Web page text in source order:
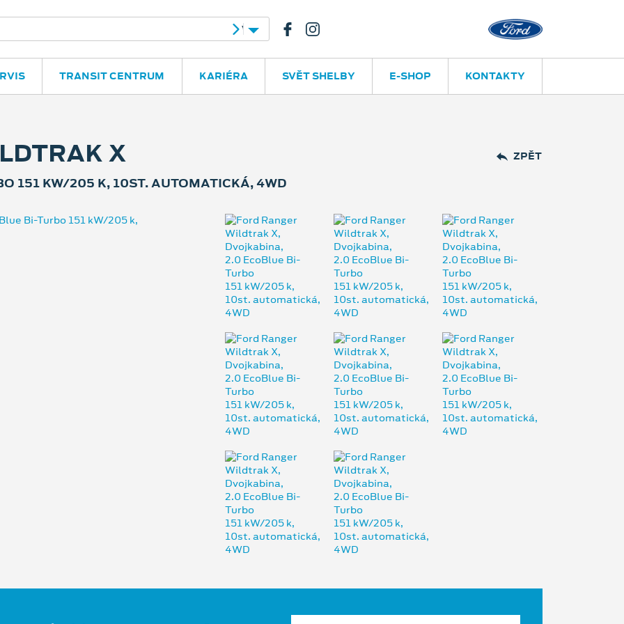
Olomouc – Hodolany
TRANSIT CENTRUM KARIÉRA SVĚT SHELBY E-SHOP KONTAKTY
ZPĚT
X
151 KW/205 K, 10ST. AUTOMATICKÁ, 4WD